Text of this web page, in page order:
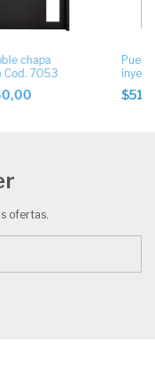
chapa
Cod. 7053
ofertas.